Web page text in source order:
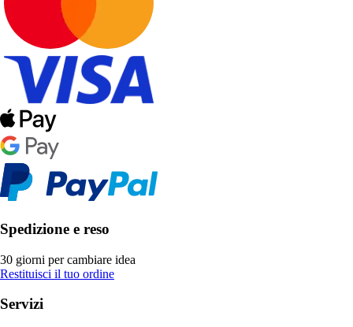
Spedizione e reso
30 giorni per cambiare idea
Restituisci il tuo ordine
Servizi